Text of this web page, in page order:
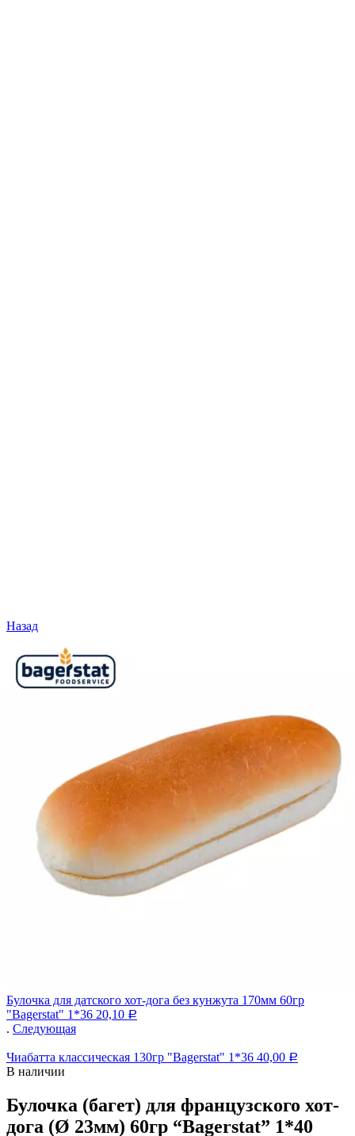
Назад
Булочка для датского хот-дога без кунжута 170мм 60гр
"Bagerstat" 1*36 20,10 Р
. Следующая
Чиабатта классическая 130гр "Bagerstat" 1*36 40,00 Р
В наличии
Булочка (багет) для французского хот-
дога (Ø 23мм) 60гр “Bagerstat” 1*40